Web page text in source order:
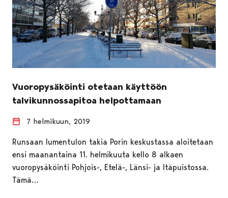
Vuoropysäköinti otetaan käyttöön
talvikunnossapitoa helpottamaan
7 helmikuun, 2019
Runsaan lumentulon takia Porin keskustassa aloitetaan
ensi maanantaina 11. helmikuuta kello 8 alkaen
vuoropysäköinti Pohjois-, Etelä-, Länsi- ja Itäpuistossa.
Tämä…